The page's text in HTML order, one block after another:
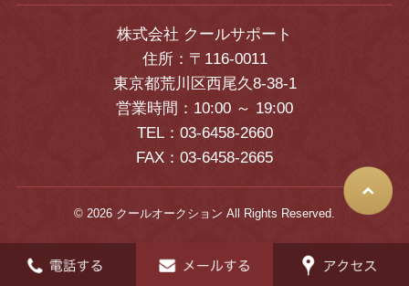
株式会社 クールサポート
住所：〒116-0011
東京都荒川区西尾久8-38-1
営業時間：10:00 ～ 19:00
TEL：03-6458-2660
FAX：03-6458-2665
© 2026 クールオークション All Rights Reserved.